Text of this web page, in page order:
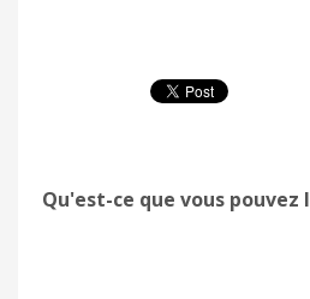
Qu'est-ce que vous